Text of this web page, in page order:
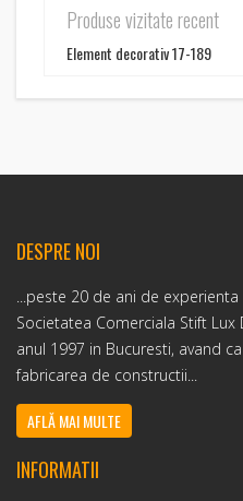
Produse vizitate recent
Element decorativ 17-189
DESPRE NOI
...peste 20 de ani de
Societatea Comerciala Stift Lux
anul 1997 in Bucuresti, avand
fabricarea de constructii...
AFLĂ MAI MULTE
INFORMATII